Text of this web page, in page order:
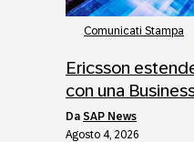
Comunicati Stampa
Ericsson
con una
da SAP News
Agosto 4, 2026